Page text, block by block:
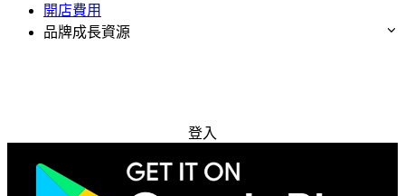
開店費用
品牌成長資源
登入